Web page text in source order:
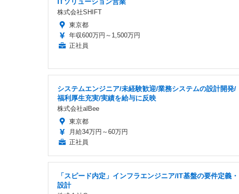
ITソリューション営業
株式会社SHIFT
東京都
年収600万円～1,500万円
正社員
システムエンジニア/未経験歓迎/業務システムの設計開発/
福利厚生充実/実績を給与に反映
株式会社alBee
東京都
月給34万円～60万円
正社員
「スピード内定」インフラエンジニア/IT基盤の要件定義・
設計